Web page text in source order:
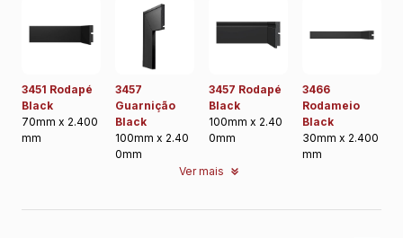
3451 Rodapé
Black
70mm x 2.400
mm
3457
Guarnição
Black
100mm x 2.40
0mm
3457 Rodapé
Black
100mm x 2.40
0mm
3466
Rodameio
Black
30mm x 2.400
mm
Ver mais